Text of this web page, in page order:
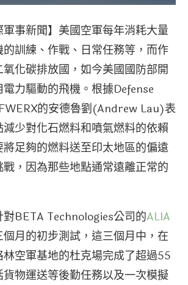
軍事新聞】美國空軍每年消耗大量
訓練、作戰、日常任務等，而作
化碳排放國，如今美國國防部開
力驅動的飛機。根據Defense
的安德魯劉(Andrew Lau)表
少對化石燃料和噴氣燃料的依賴
足夠的燃料送至印太地區的偏遠
，因為那些地點通常遠離正常的
BETA Technologies公司的ALIA
月的初步測試，這三個月中，在
空軍基地的杜克場完成了超過55
物運送等後勤任務以及一次模擬